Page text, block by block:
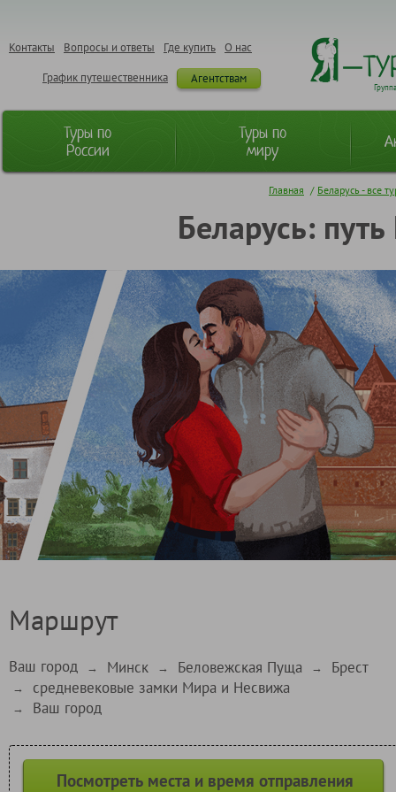
О нас
Где купить
Вопросы и ответы
Контакты
Агентствам
График путешественника
Туры по
России
Туры по
миру
Главная / Беларусь - все
Беларусь:
Маршрут
Ваш город → Минск → Беловежская Пуща → Брест
→ средневековые замки Мира и Несвижа
→ Ваш город
Посмотреть места и время отправления